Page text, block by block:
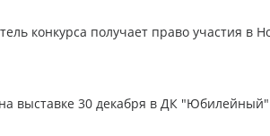
конкурса получает право участия в
выставке 30 декабря в ДК "Юбилейный"